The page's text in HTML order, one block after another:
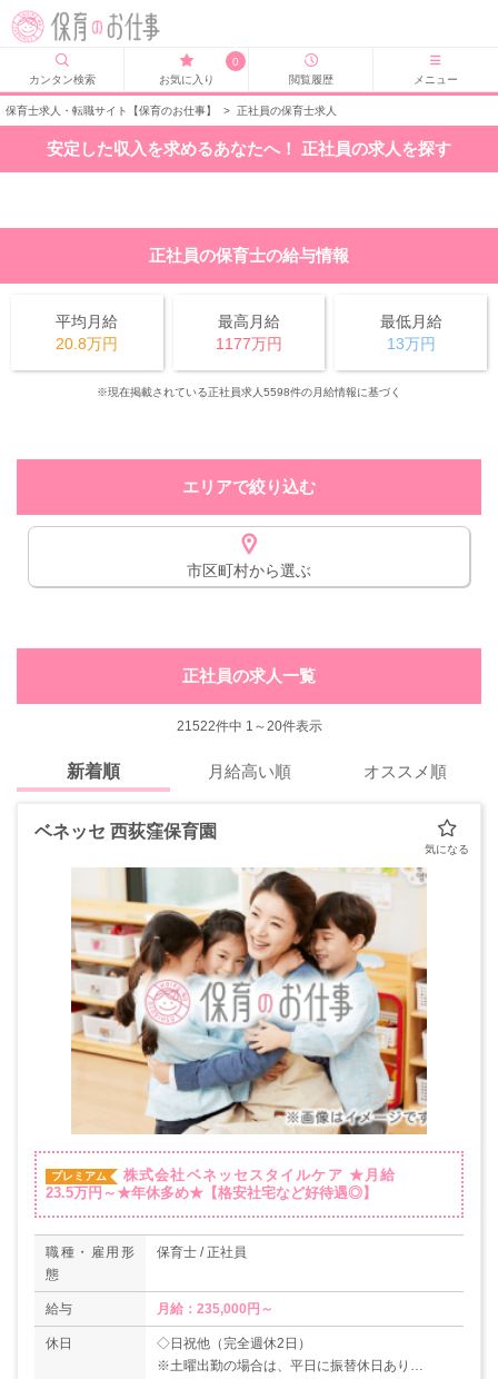
カンタン検索
0
お気に入り
閲覧履歴 メニュー
保育士求人・転職サイト【保育のお仕事】 > 正社員の保育士求人
安定した収入を求めるあなたへ！ 正社員の求人を探す
正社員の保育士の給与情報
平均月給
20.8万円
最高月給
1177万円
最低月給
13万円
※現在掲載されている正社員求人5598件の月給情報に基づく
エリアで絞り込む
市区町村から選ぶ
正社員の求人一覧
21522件中 1～20件表示
新着順 月給高い順 オススメ順
ベネッセ 西荻窪保育園
プレミアム 株式会社ベネッセスタイルケア ★月給
23.5万円～★年休多め★【格安社宅など好待遇◎】
職種・雇用形
態
保育士 / 正社員
給与 月給：235,000円～
休日
◇日祝他（完全週休2日）
※土曜出勤の場合は、平日に振替休日あり